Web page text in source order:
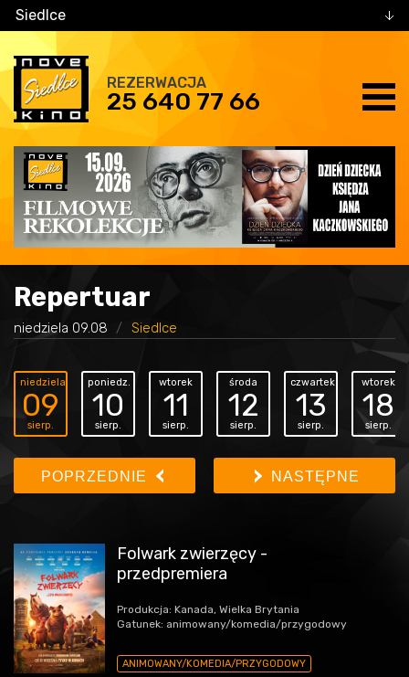
Siedlce
REZERWACJA
25 640 77 66
Repertuar
niedziela 09.08 Siedlce
niedziela
09
sierp.
poniedz.
10
sierp.
wtorek
11
sierp.
środa
12
sierp.
czwartek
13
sierp.
wtorek
18
sierp.
POPRZEDNIE NASTĘPNE
Folwark zwierzęcy -
przedpremiera
Produkcja: Kanada, Wielka Brytania
Gatunek: animowany/komedia/przygodowy
ANIMOWANY/KOMEDIA/PRZYGODOWY